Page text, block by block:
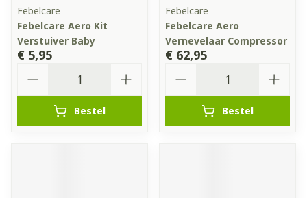
Febelcare
Febelcare Aero Kit
Verstuiver Baby
€ 5,95
Bestel
Febelcare
Febelcare Aero
Vernevelaar Compressor
€ 62,95
Bestel